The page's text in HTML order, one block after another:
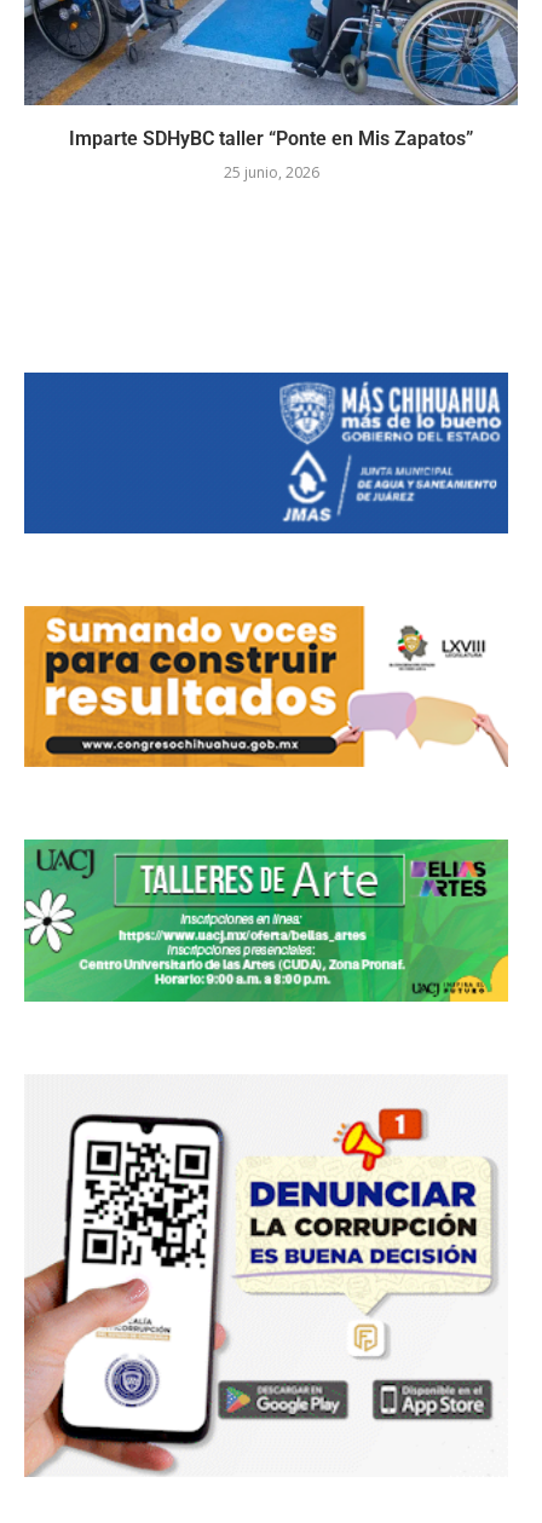
Imparte SDHyBC taller “Ponte en Mis Zapatos”
25 junio, 2026